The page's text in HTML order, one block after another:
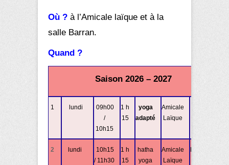
Où ? à l’Amicale laïque et à la
salle Barran.
Quand ?
Saison 2026 – 2027
1 lundi
09h00
/
10h15
1 h
15
yoga
adapté
Amicale
Laïque
2 lundi
10h15
/ 11h30
1 h
15
hatha
yoga
Amicale
Laïque